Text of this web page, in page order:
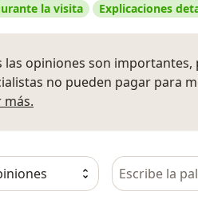
la visita Explicaciones
las opiniones son
no pueden pagar para
más.
Busca en